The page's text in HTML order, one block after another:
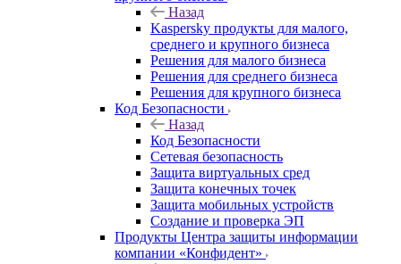
Назад
Kaspersky продукты для малого,
среднего и крупного бизнеса
Решения для малого бизнеса
Решения для среднего бизнеса
Решения для крупного бизнеса
Код Безопасности
Назад
Код Безопасности
Сетевая безопасность
Защита виртуальных сред
Защита конечных точек
Защита мобильных устройств
Создание и проверка ЭП
Продукты Центра защиты информации
компании «Конфидент»